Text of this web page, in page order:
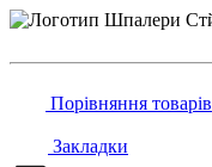
Порівняння товарів
Закладки